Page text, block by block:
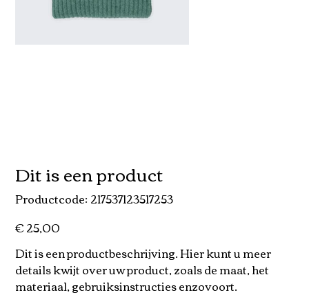
Dit is een product
Productcode: 217537123517253
217537123517253
Prijs
€ 25,00
Dit is een productbeschrijving. Hier kunt u meer
details kwijt over uw product, zoals de maat, het
materiaal, gebruiksinstructies enzovoort.